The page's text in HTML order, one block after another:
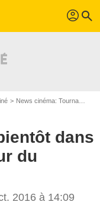
profil search
News cinéma: Tournages
dans
du
2016 à 14:09